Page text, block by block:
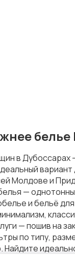
белье
в
Молдове и
—
и бельё
— пошив на
по типу,
Найдите